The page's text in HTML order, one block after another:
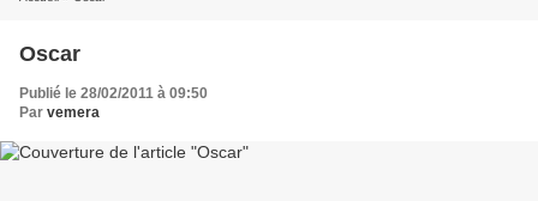
Oscar
Publié le 28/02/2011 à 09:50
Par vemera